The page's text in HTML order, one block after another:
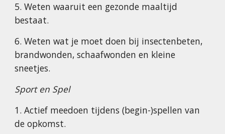
5. Weten waaruit een gezonde maaltijd
bestaat.
6. Weten wat je moet doen bij insectenbeten,
brandwonden, schaafwonden en kleine
sneetjes.
Sport en Spel
1. Actief meedoen tijdens (begin-)spellen van
de opkomst.